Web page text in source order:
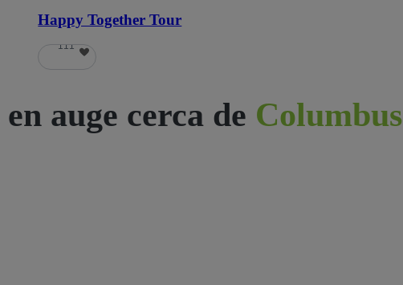
Happy Together Tour
111
auge cerca de Columbus